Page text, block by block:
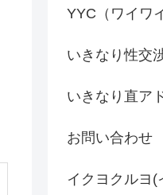
YYC（ワイワ
いきなり性交
いきなり直ア
お問い合わせ
イクヨクルヨ(